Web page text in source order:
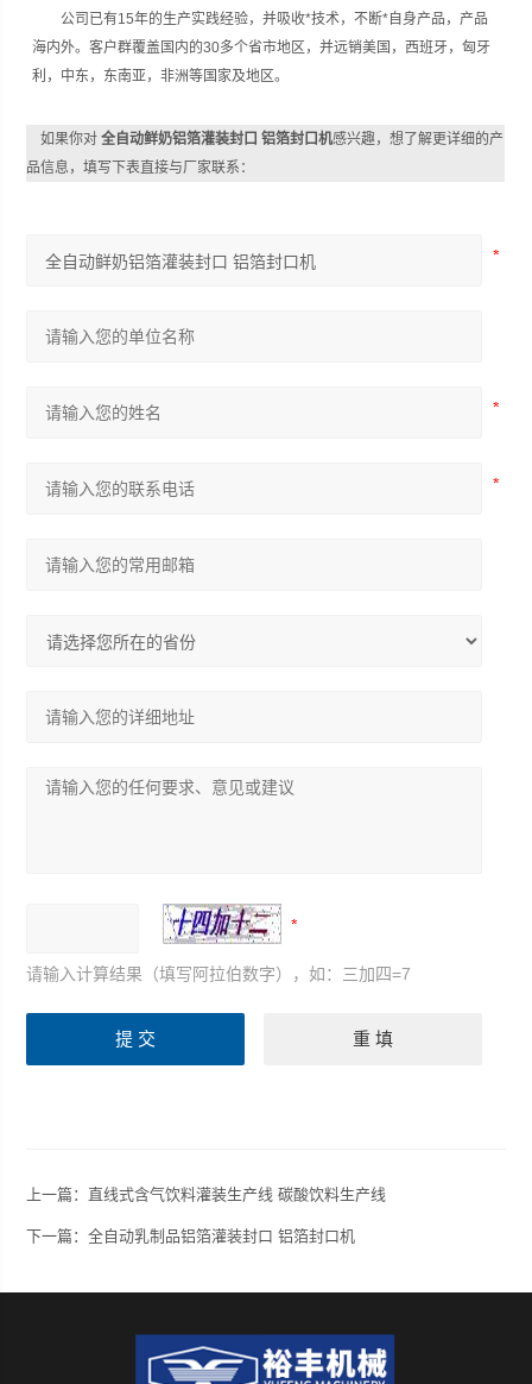
公司已有15年的生产实践经验，并吸收*技术，不断*自身产品，产品
海内外。客户群覆盖国内的30多个省市地区，并远销美国，西班牙，匈牙
利，中东，东南亚，非洲等国家及地区。
如果你对全自动鲜奶铝箔灌装封口 铝箔封口机感兴趣，想了解更详细的产
品信息，填写下表直接与厂家联系：
请输入计算结果（填写阿拉伯数字），如：三加四=7
上一篇： 直线式含气饮料灌装生产线 碳酸饮料生产线
下一篇：全自动乳制品铝箔灌装封口 铝箔封口机